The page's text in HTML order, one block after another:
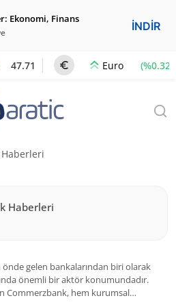
Ekonomi, Finans
İNDİR
47.71 Euro (%0.32)
Haberleri
önde gelen bankalarından biri olarak
önemli bir aktör konumundadır.
Commerzbank, hem kurumsal